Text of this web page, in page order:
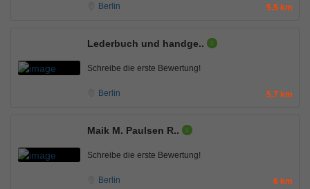
Berlin 5.5 km
Lederbuch und handge..
Schreibe die erste Bewertung!
Berlin 5.7 km
Maik M. Paulsen R..
Schreibe die erste Bewertung!
Berlin 6 km